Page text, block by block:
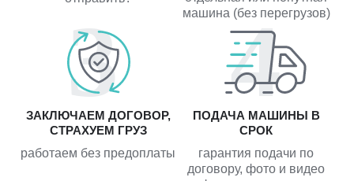
машина (без перегрузов)
ЗАКЛЮЧАЕМ ДОГОВОР,
СТРАХУЕМ ГРУЗ
работаем без предоплаты
ПОДАЧА МАШИНЫ В
СРОК
гарантия подачи по
договору, фото и видео